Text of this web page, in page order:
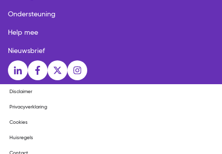
Ondersteuning
Help mee
Nieuwsbrief
Social media links
LinkedInFacebook
X Instagram
Disclaimer
Privacyverklaring
Cookies
Huisregels
Contact